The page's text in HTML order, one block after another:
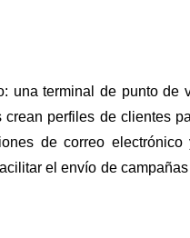
una terminal de punto de
perfiles de clientes
de correo
el envío de